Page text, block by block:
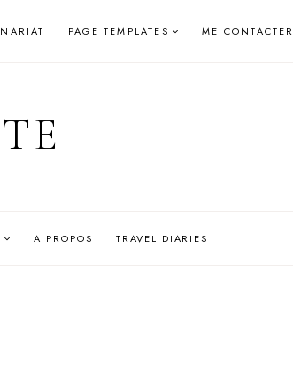
PAGE TEMPLATES ME CONTACTER
A PROPOS TRAVEL DIARIES